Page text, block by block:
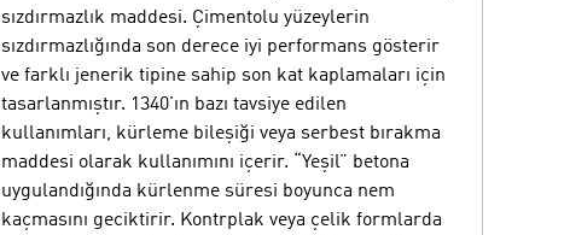
sızdırmazlık maddesi. Çimentolu yüzeylerin
sızdırmazlığında son derece iyi performans gösterir
ve farklı jenerik tipine sahip son kat kaplamaları için
tasarlanmıştır. 1340'ın bazı tavsiye edilen
kullanımları, kürleme bileşiği veya serbest bırakma
maddesi olarak kullanımını içerir. “Yeşil” betona
uygulandığında kürlenme süresi boyunca nem
kaçmasını geciktirir. Kontrplak veya çelik formlarda